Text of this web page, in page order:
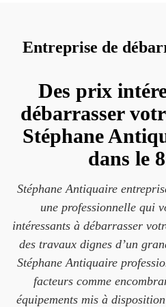
Entreprise de
Des prix
débarrasser
Stéphane
dans le
Stéphane Antiquaire
une professionnelle qui
intéressants à débarrasser
des travaux dignes d’un
Stéphane Antiquaire
facteurs comme
équipements mis à